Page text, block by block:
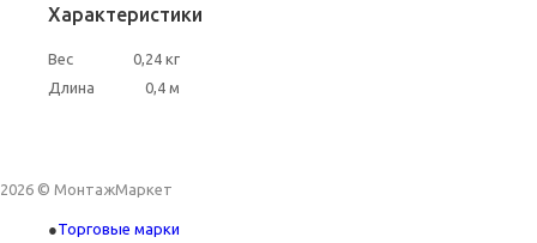
Характеристики
Вес
0,24 кг
Длина
0,4 м
2026 © МонтажМаркет
Торговые марки